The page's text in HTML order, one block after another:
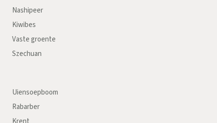
Nashipeer
Kiwibes
Vaste groente
Szechuan
Uiensoepboom
Rabarber